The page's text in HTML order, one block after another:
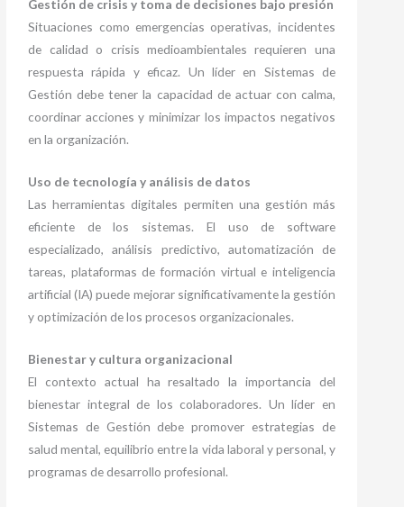
Gestión de crisis y toma de decisiones bajo presión
Situaciones como emergencias operativas, incidentes
de calidad o crisis medioambientales requieren una
respuesta rápida y eficaz. Un líder en Sistemas de
Gestión debe tener la capacidad de actuar con calma,
coordinar acciones y minimizar los impactos negativos
en la organización.
Uso de tecnología y análisis de datos
Las herramientas digitales permiten una gestión más
eficiente de los sistemas. El uso de software
especializado, análisis predictivo, automatización de
tareas, plataformas de formación virtual e inteligencia
artificial (IA) puede mejorar significativamente la gestión
y optimización de los procesos organizacionales.
Bienestar y cultura organizacional
El contexto actual ha resaltado la importancia del
bienestar integral de los colaboradores. Un líder en
Sistemas de Gestión debe promover estrategias de
salud mental, equilibrio entre la vida laboral y personal, y
programas de desarrollo profesional.